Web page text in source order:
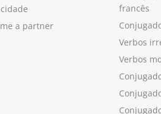
a partner
francês
Verbos
Verbos